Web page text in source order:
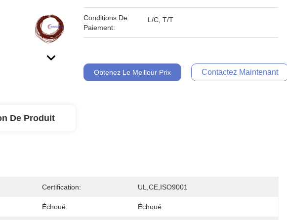
Conditions De
Paiement:
L/C, T/T
Obtenez Le Meilleur Prix Contactez Maintenant
De Produit
Certification: UL,CE,ISO9001
Échoué: Échoué